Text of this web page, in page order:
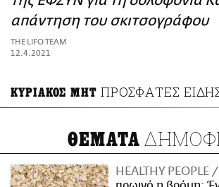
ΑΜΠΑ
PRINT
απάντηση του σκιτσογράφου
THE LIFO TEAM
12.4.2021
ΚΥΡΙΑΚΟΣ ΜΗΤ ΠΡΟΣΦΑΤΕΣ
ΘΕΜΑΤΑ
HEALTHY PEOPLE